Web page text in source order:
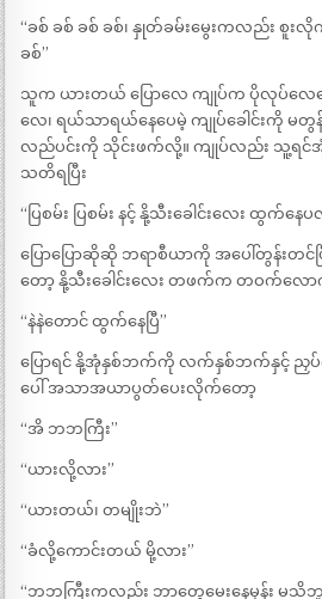
“ခစ် ခစ် ခစ် ခစ်၊ နှုတ်ခမ်းမွေးကလည်း စူး
ခစ်”
သူက ယားတယ် ပြောလေ ကျုပ်က ပိုလုပ်လေ
လေ၊ ရယ်သာရယ်နေပေမဲ့ ကျုပ်ခေါင်းကို မ
လည်ပင်းကို သိုင်းဖက်လို့။ ကျုပ်လည်း သူ့ရင်
သတိရပြီး
“ပြစမ်း ပြစမ်း နင့် နို့သီးခေါင်းလေး ထွက်နေပ
ပြောပြောဆိုဆို ဘရာစီယာကို အပေါ်တွန်းတင်
တော့ နို့သီးခေါင်းလေး တဖက်က တဝက်လ
“နဲနဲတောင် ထွက်နေပြီ”
ပြောရင် နို့အုံနှစ်ဘက်ကို လက်နှစ်ဘက်နှင့် ညှပ်ကို
ပေါ် အသာအယာပွတ်ပေးလိုက်တော့
“အိ ဘဘကြီး”
“ယားလို့လား”
“ယားတယ်၊ တမျိုးဘဲ”
“ခံလို့ကောင်းတယ် မို့လား”
“ဘဘကြီးကလည်း ဘာတွေမေးနေမှန်း မသိဘူ